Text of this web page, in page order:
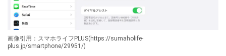
画像引用：スマホライフPLUS(https://sumaholife-
plus.jp/smartphone/29951/)